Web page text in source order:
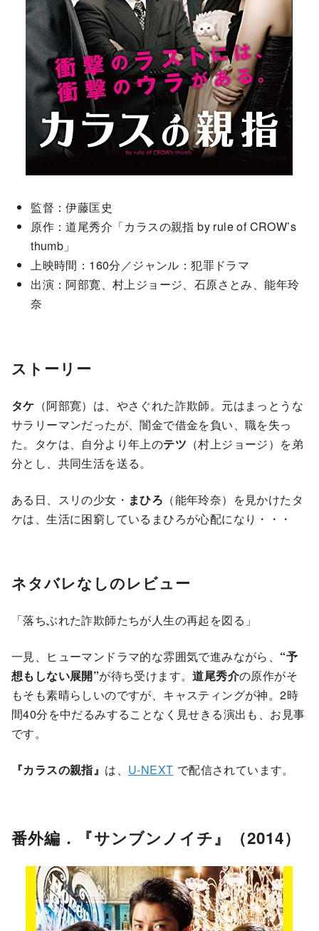
監督：伊藤匡史
原作：道尾秀介「カラスの親指 by rule of CROW’s
thumb」
上映時間：160分／ジャンル：犯罪ドラマ
出演：阿部寛、村上ジョージ、石原さとみ、能年玲
奈
ストーリー
タケ （阿部寛）は、やさぐれた詐欺師。元はまっとうな
サラリーマンだったが、闇金で借金を負い、職を失っ
た。タケは、自分より年上のテツ （村上ジョージ）を弟
分とし、共同生活を送る。
ある日、スリの少女・ まひろ （能年玲奈）を見かけたタ
ケは、生活に困窮しているまひろが心配になり・・・
ネタバレなしのレビュー
「落ちぶれた詐欺師たちが人生の再起を図る」
一見、ヒューマンドラマ的な雰囲気で進みながら、 “予
想もしない展開”が待ち受けます。道尾秀介の原作がそ
もそも素晴らしいのですが、キャスティングが神。2時
間40分を中だるみすることなく見せきる演出も、お見事
です。
『カラスの親指』 は、 U-NEXT で配信されています。
番外編．『サンブンノイチ』（2014）